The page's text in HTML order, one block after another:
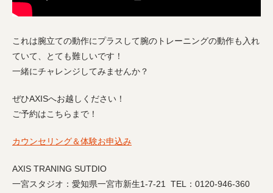
これは腕立ての動作にプラスして腕のトレーニングの動作も入れ
ていて、とても難しいです！
一緒にチャレンジしてみませんか？
ぜひAXISへお越しください！
ご予約はこちらまで！
カウンセリング＆体験お申込み
AXIS TRANING SUTDIO
一宮スタジオ：愛知県一宮市新生1-7-21 TEL：0120-946-360